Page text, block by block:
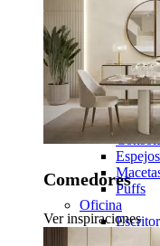
Comedores
Ver inspiraciones
Camas
Puffs
Sillones
Recibidor
Espejos
Puffs
Oficina